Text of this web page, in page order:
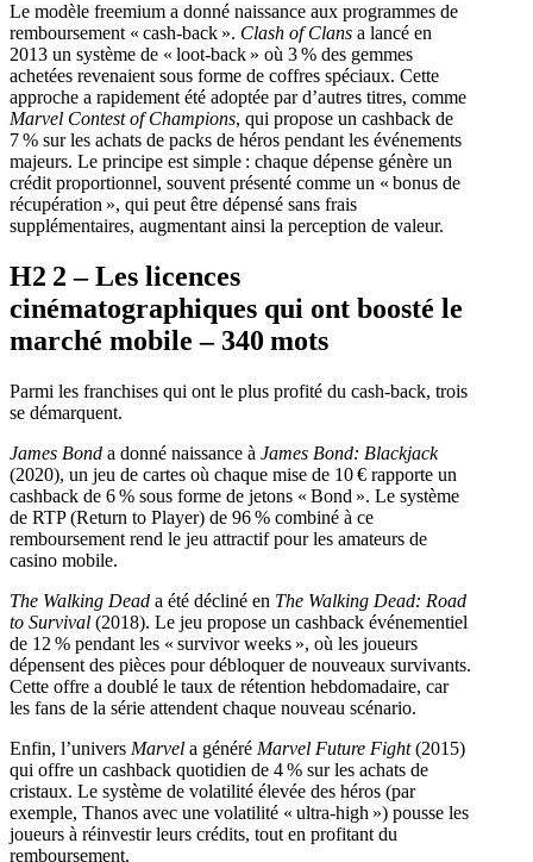
Le modèle freemium a donné naissance aux programmes de
remboursement « cash‑back ». Clash of Clans a lancé en
2013 un système de « loot‑back » où 3 % des gemmes
achetées revenaient sous forme de coffres spéciaux. Cette
approche a rapidement été adoptée par d’autres titres, comme
Marvel Contest of Champions, qui propose un cashback de
7 % sur les achats de packs de héros pendant les événements
majeurs. Le principe est simple : chaque dépense génère un
crédit proportionnel, souvent présenté comme un « bonus de
récupération », qui peut être dépensé sans frais
supplémentaires, augmentant ainsi la perception de valeur.
H2 2 – Les licences
cinématographiques qui ont boosté le
marché mobile – 340 mots
Parmi les franchises qui ont le plus profité du cash‑back, trois
se démarquent.
James Bond a donné naissance à James Bond: Blackjack
(2020), un jeu de cartes où chaque mise de 10 € rapporte un
cashback de 6 % sous forme de jetons « Bond ». Le système
de RTP (Return to Player) de 96 % combiné à ce
remboursement rend le jeu attractif pour les amateurs de
casino mobile.
The Walking Dead a été décliné en The Walking Dead: Road
to Survival (2018). Le jeu propose un cashback événementiel
de 12 % pendant les « survivor weeks », où les joueurs
dépensent des pièces pour débloquer de nouveaux survivants.
Cette offre a doublé le taux de rétention hebdomadaire, car
les fans de la série attendent chaque nouveau scénario.
Enfin, l’univers Marvel a généré Marvel Future Fight(2015)
qui offre un cashback quotidien de 4 % sur les achats de
cristaux. Le système de volatilité élevée des héros (par
exemple, Thanos avec une volatilité « ultra‑high ») pousse les
joueurs à réinvestir leurs crédits, tout en profitant du
remboursement.